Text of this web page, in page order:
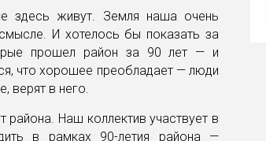
здесь живут. Земля наша очень
И хотелось бы показать за
прошел район за 90 лет — и
что хорошее преобладает — люди
верят в него.
района. Наш коллектив участвует в
в рамках 90-летия района —